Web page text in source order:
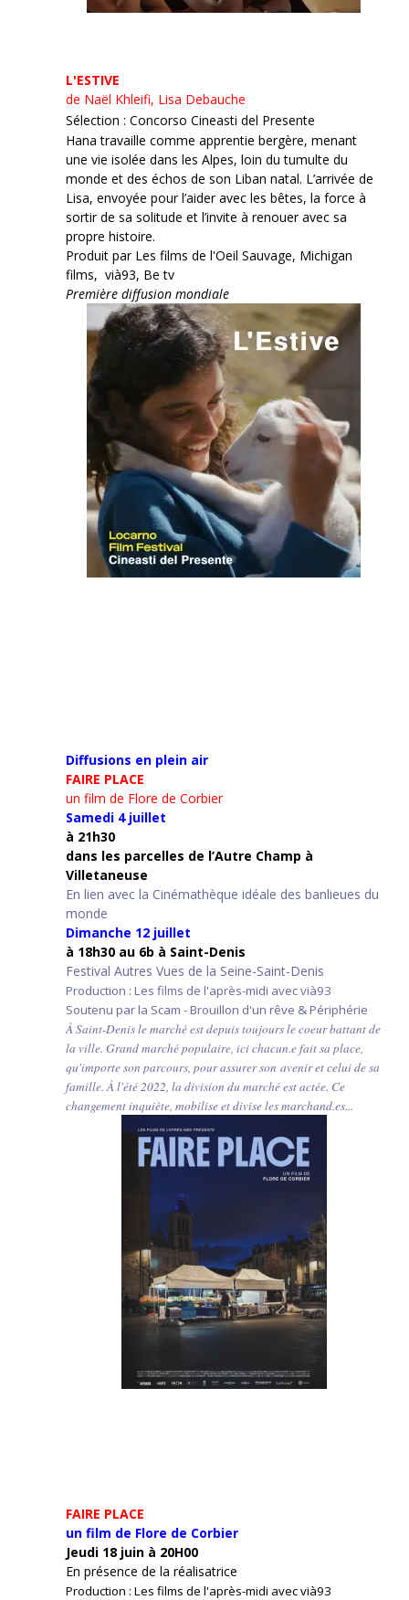
L'ESTIVE
de Naël Khleifi, Lisa Debauche
Sélection : Concorso Cineasti del Presente
Hana travaille comme apprentie bergère, menant
une vie isolée dans les Alpes, loin du tumulte du
monde et des échos de son Liban natal. L’arrivée de
Lisa, envoyée pour l’aider avec les bêtes, la force à
sortir de sa solitude et l’invite à renouer avec sa
propre histoire.
Produit par Les films de l'Oeil Sauvage, Michigan
films, vià93, Be tv
Première diffusion mondiale
Diffusions en plein air
FAIRE PLACE
un film de Flore de Corbier
Samedi 4 juillet
à 21h30
dans les parcelles de l’Autre Champ à
Villetaneuse
En lien avec la Cinémathèque idéale des banlieues du
monde
Dimanche 12 juillet
à 18h30 au 6b à Saint-Denis
Festival Autres Vues de la Seine-Saint-Denis
Production : Les films de l'après-midi avec vià93
Soutenu par la Scam - Brouillon d'un rêve & Périphérie
À Saint-Denis le marché est depuis toujours le coeur battant de
la ville. Grand marché populaire, ici chacun.e fait sa place,
qu'importe son parcours, pour assurer son avenir et celui de sa
famille. À l'été 2022, la division du marché est actée. Ce
changement inquiète, mobilise et divise les marchand.es...
FAIRE PLACE
un film de Flore de Corbier
Jeudi 18 juin à 20H00
En présence de la réalisatrice
Production : Les films de l'après-midi avec vià93